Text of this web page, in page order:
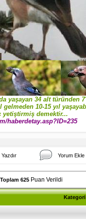
yaşayan 34 alt türünden
10-15 yıl
yetiştirmiş demektir...
haberdetay.asp?ID=235
Yazdır Yorum Ekle
625 Puan Verildi
Kategori